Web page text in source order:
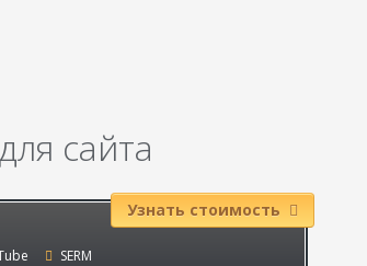
сайта
SERM
Узнать стоимость